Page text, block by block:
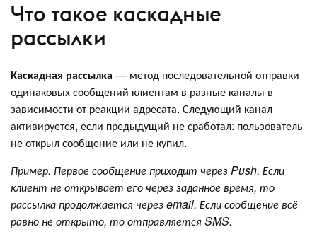
Что такое каскадные
рассылки
Каскадная рассылка — метод последовательной отправки
одинаковых сообщений клиентам в разные каналы в
зависимости от реакции адресата. Следующий канал
активируется, если предыдущий не сработал: пользователь
не открыл сообщение или не купил.
Пример. Первое сообщение приходит через Push. Если
клиент не открывает его через заданное время, то
рассылка продолжается через email. Если сообщение всё
равно не открыто, то отправляется SMS.